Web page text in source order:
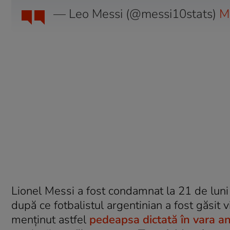
— Leo Messi (@messi10stats)
Lionel Messi a fost condamnat la 21 de
după ce fotbalistul argentinian a fost găsit
menținut astfel pedeapsa dictată în vara